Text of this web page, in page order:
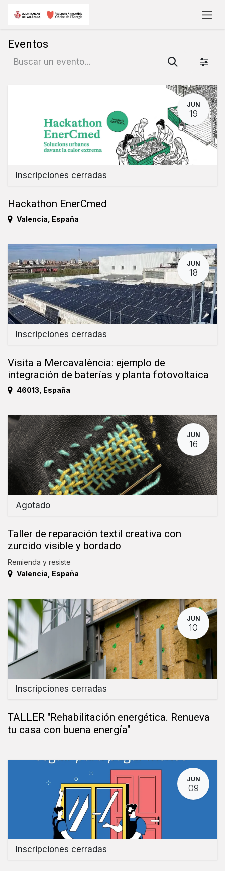
Eventos
JUN
19
Inscripciones cerradas
Hackathon EnerCmed
Valencia España
JUN
18
Inscripciones cerradas
Visita a Mercavalència: ejemplo de
integración de baterías y planta fotovoltaica
46013 España
JUN
16
Agotado
Taller de reparación textil creativa con
zurcido visible y bordado
Remienda y resiste
Valencia España
JUN
10
Inscripciones cerradas
TALLER "Rehabilitación energética. Renueva
tu casa con buena energía"
JUN
09
Inscripciones cerradas